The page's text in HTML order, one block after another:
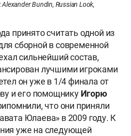
Bundin, Russian Look,
принято считать одной из
сборной в современной
сильнейший состав,
лучшими игроками
он уже в 1/4 финала от
и его помощнику Игорю
что они приняли
Юлаева» в 2009 году. К
уже на следующей